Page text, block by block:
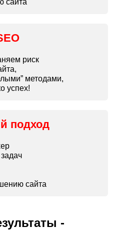
сайта
риск
методами,
успех!
подход
сайта
-